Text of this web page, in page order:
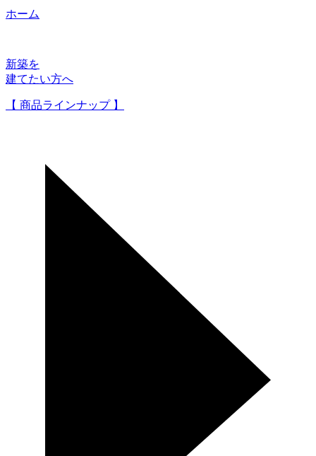
ホーム
新築を
建てたい方へ
【 商品ラインナップ 】